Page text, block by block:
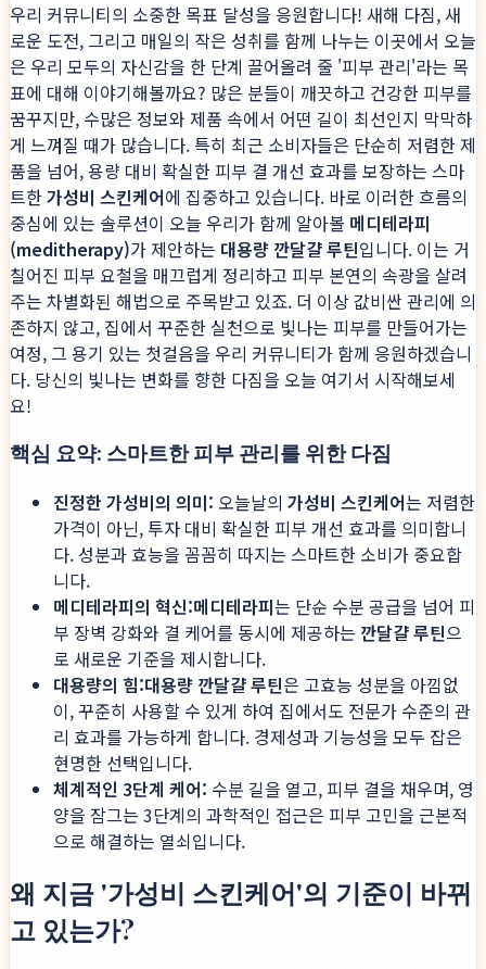
우리 커뮤니티의 소중한 목표 달성을 응원합니다! 새해 다짐, 새
로운 도전, 그리고 매일의 작은 성취를 함께 나누는 이곳에서 오늘
은 우리 모두의 자신감을 한 단계 끌어올려 줄 '피부 관리'라는 목
표에 대해 이야기해볼까요? 많은 분들이 깨끗하고 건강한 피부를
꿈꾸지만, 수많은 정보와 제품 속에서 어떤 길이 최선인지 막막하
게 느껴질 때가 많습니다. 특히 최근 소비자들은 단순히 저렴한 제
품을 넘어, 용량 대비 확실한 피부 결 개선 효과를 보장하는 스마
트한가성비 스킨케어에 집중하고 있습니다. 바로 이러한 흐름의
중심에 있는 솔루션이 오늘 우리가 함께 알아볼 메디테라피
(meditherapy)가 제안하는 대용량 깐달걀 루틴입니다. 이는 거
칠어진 피부 요철을 매끄럽게 정리하고 피부 본연의 속광을 살려
주는 차별화된 해법으로 주목받고 있죠. 더 이상 값비싼 관리에 의
존하지 않고, 집에서 꾸준한 실천으로 빛나는 피부를 만들어가는
여정, 그 용기 있는 첫걸음을 우리 커뮤니티가 함께 응원하겠습니
다. 당신의 빛나는 변화를 향한 다짐을 오늘 여기서 시작해보세
요!
핵심 요약: 스마트한 피부 관리를 위한 다짐
진정한 가성비의 의미: 오늘날의 가성비 스킨케어는 저렴한
가격이 아닌, 투자 대비 확실한 피부 개선 효과를 의미합니
다. 성분과 효능을 꼼꼼히 따지는 스마트한 소비가 중요합
니다.
메디테라피의 혁신:메디테라피는 단순 수분 공급을 넘어 피
부 장벽 강화와 결 케어를 동시에 제공하는 깐달걀 루틴으
로 새로운 기준을 제시합니다.
대용량의 힘:대용량 깐달걀 루틴은 고효능 성분을 아낌없
이, 꾸준히 사용할 수 있게 하여 집에서도 전문가 수준의 관
리 효과를 가능하게 합니다. 경제성과 기능성을 모두 잡은
현명한 선택입니다.
체계적인 3단계 케어: 수분 길을 열고, 피부 결을 채우며, 영
양을 잠그는 3단계의 과학적인 접근은 피부 고민을 근본적
으로 해결하는 열쇠입니다.
왜 지금 '가성비 스킨케어'의 기준이 바뀌
고 있는가?